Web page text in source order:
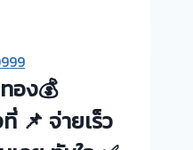
อง💰
📌 จ่ายเร็ว